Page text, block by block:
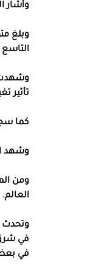
وأشار التقرير إلى أن
وشهدت
تأثير
كما
وشهد
ومن
العالم.
وتحدث
في شرق
في